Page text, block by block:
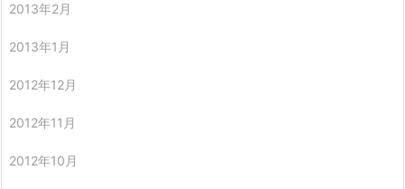
2013年2月
2013年1月
2012年12月
2012年11月
2012年10月